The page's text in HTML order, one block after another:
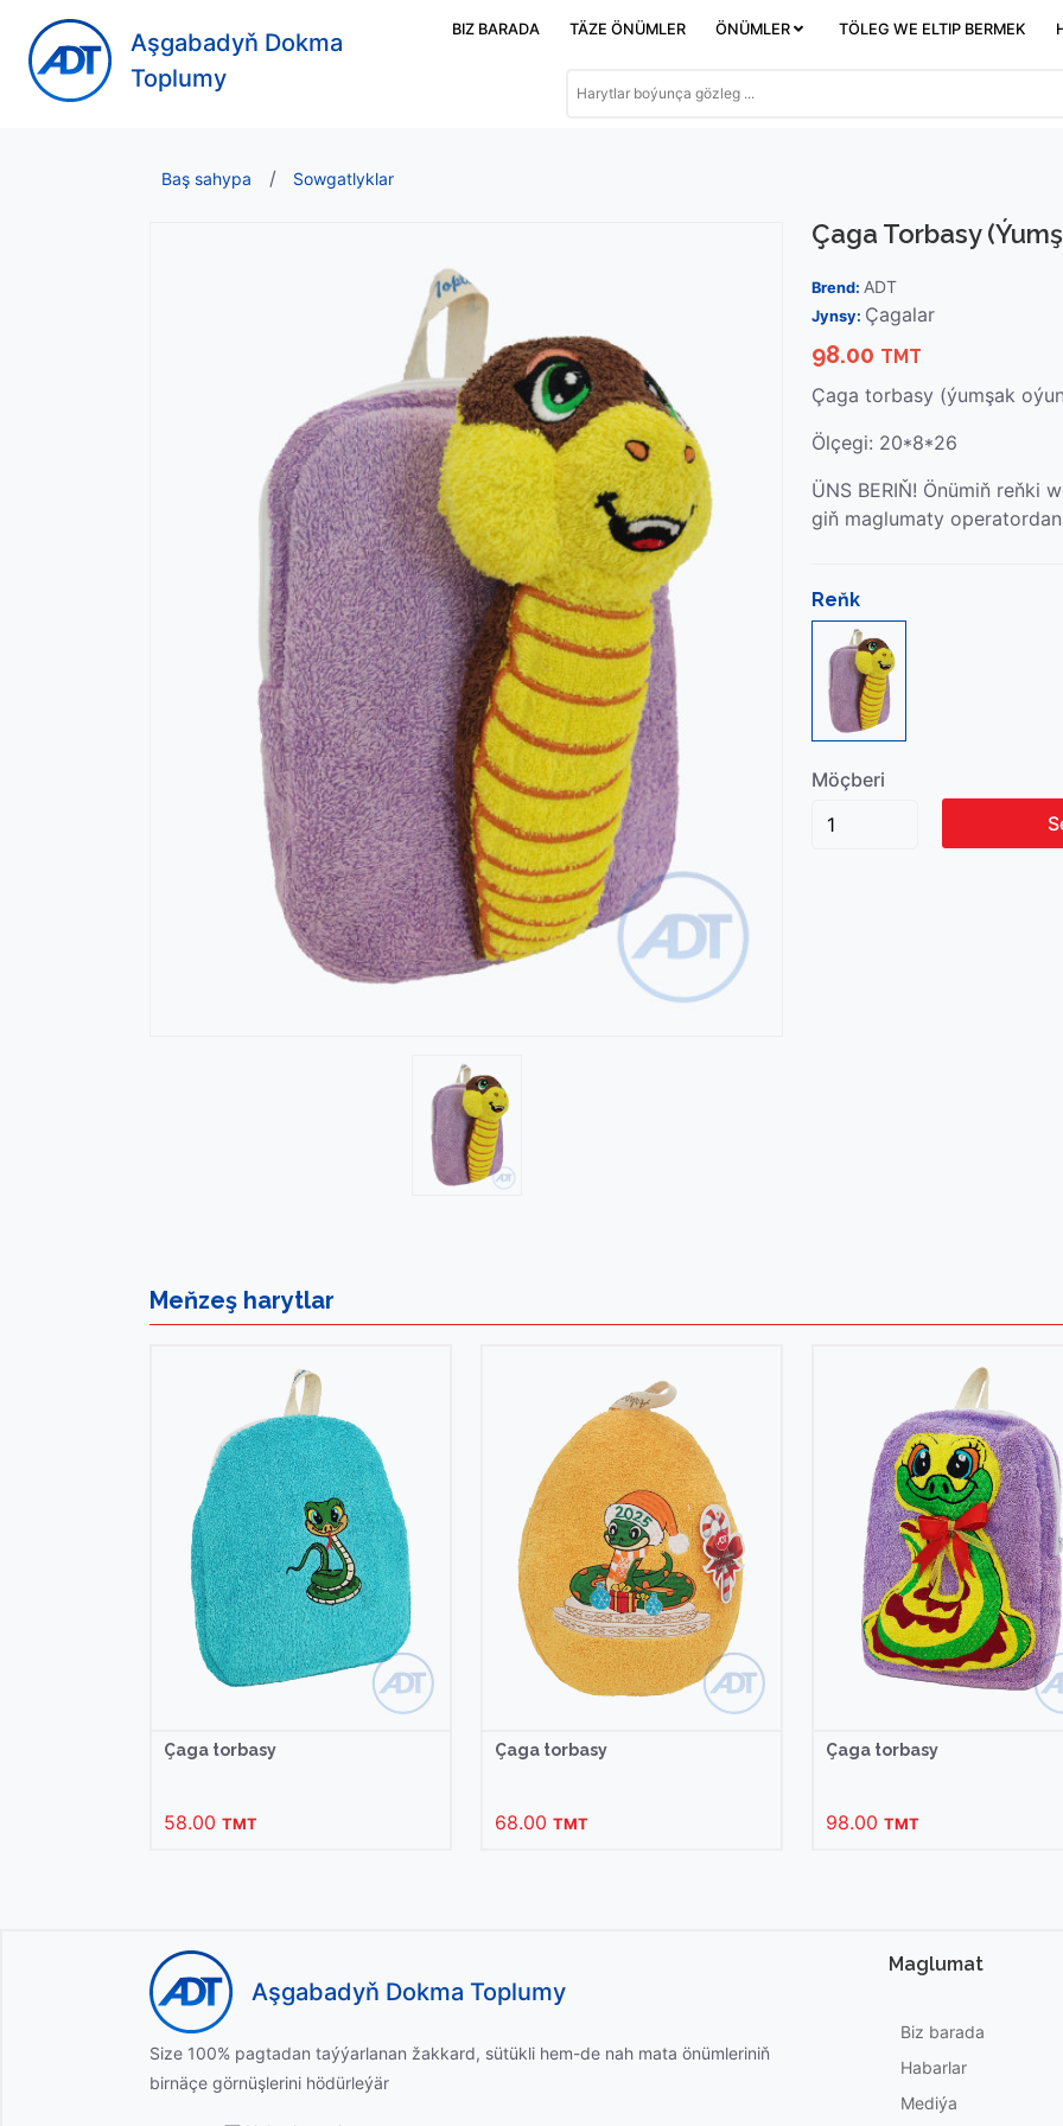
Aşgabadyň Dokma
Toplumy
BIZ BARADA TÄZE ÖNÜMLER ÖNÜMLER TÖLEG WE ELTIP BERMEK
Baş sahypa Sowgatlyklar
Çaga Torbasy
Brend: ADT
Jynsy: Çagalar
98.00 TMT
Çaga torbasy (ýumşak
Ölçegi: 20*8*26
ÜNS BERIŇ! Önümiň reňki
giň maglumaty
Reňk
Möçberi
Meňzeş harytlar
Çaga torbasy
58.00 TMT
Çaga torbasy
68.00 TMT
Çaga torbasy
98.00 TMT
Aşgabadyň Dokma Toplumy
Size 100% pagtadan taýýarlanan žakkard, sütükli hem-de nah mata önümleriniň
birnäçe görnüşlerini hödürleýär
Maglumat
Biz barada
Habarlar
Mediýa